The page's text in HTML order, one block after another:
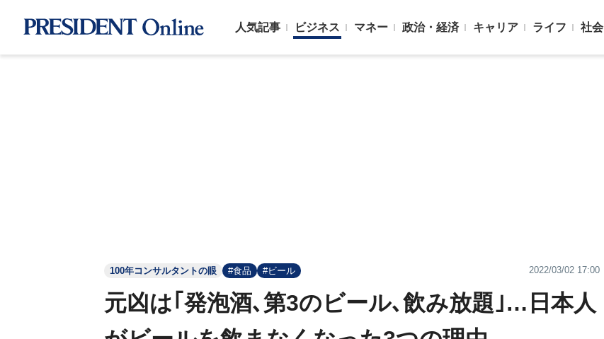
人気記事 ビジネス マネー 政治・経済 キャリア ライフ 社会
100年コンサルタントの眼 #食品 #ビール 2022/03/02 17:00
元凶は｢発泡酒､第3のビール､飲み放題｣…日本人